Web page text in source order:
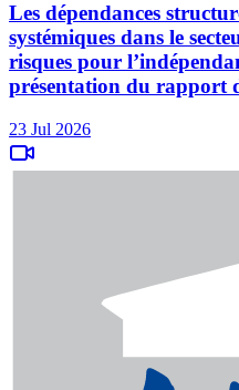
Les dépendances
systémiques dans le
risques pour
présentation du rapport
23 Jul 2026